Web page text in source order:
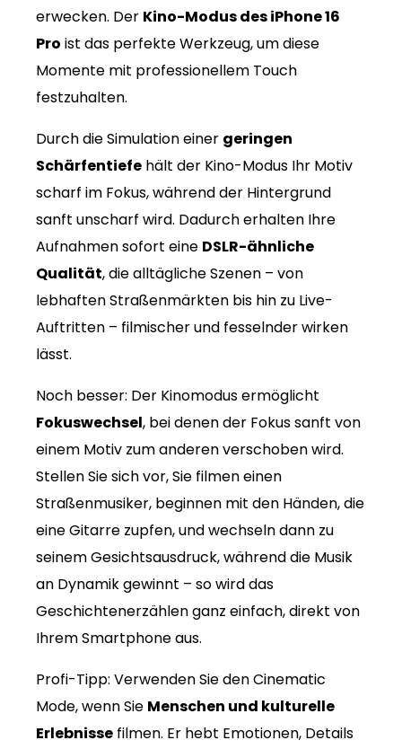
erwecken. Der Kino-Modus des iPhone 16
Pro ist das perfekte Werkzeug, um diese
Momente mit professionellem Touch
festzuhalten.
Durch die Simulation einer geringen
Schärfentiefe hält der Kino-Modus Ihr Motiv
scharf im Fokus, während der Hintergrund
sanft unscharf wird. Dadurch erhalten Ihre
Aufnahmen sofort eine DSLR-ähnliche
Qualität, die alltägliche Szenen – von
lebhaften Straßenmärkten bis hin zu Live-
Auftritten – filmischer und fesselnder wirken
lässt.
Noch besser: Der Kinomodus ermöglicht
Fokuswechsel, bei denen der Fokus sanft von
einem Motiv zum anderen verschoben wird.
Stellen Sie sich vor, Sie filmen einen
Straßenmusiker, beginnen mit den Händen, die
eine Gitarre zupfen, und wechseln dann zu
seinem Gesichtsausdruck, während die Musik
an Dynamik gewinnt – so wird das
Geschichtenerzählen ganz einfach, direkt von
Ihrem Smartphone aus.
Profi-Tipp: Verwenden Sie den Cinematic
Mode, wenn Sie Menschen und kulturelle
Erlebnisse filmen. Er hebt Emotionen, Details